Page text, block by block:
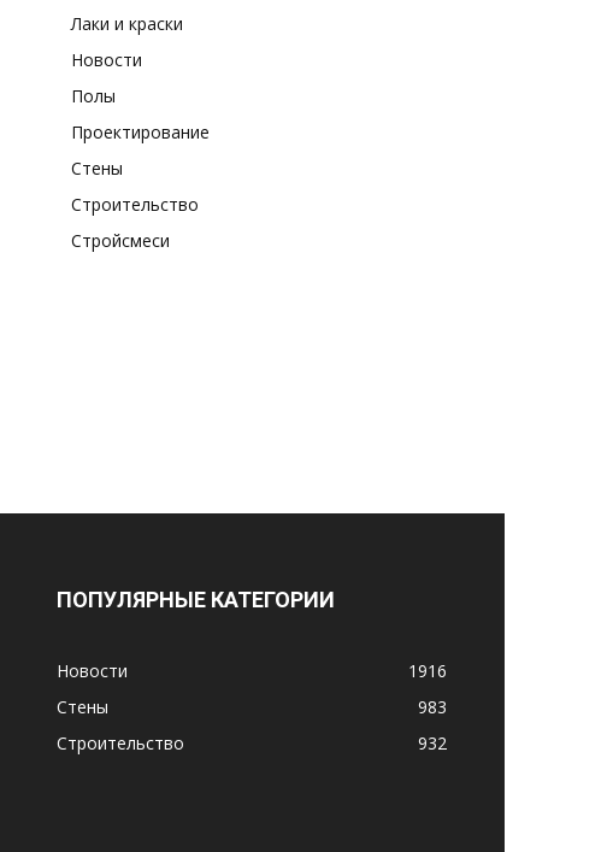
Лаки и краски
Новости
Полы
Проектирование
Стены
Строительство
Стройсмеси
ПОПУЛЯРНЫЕ КАТЕГОРИИ
Новости
1916
Стены
983
Строительство
932